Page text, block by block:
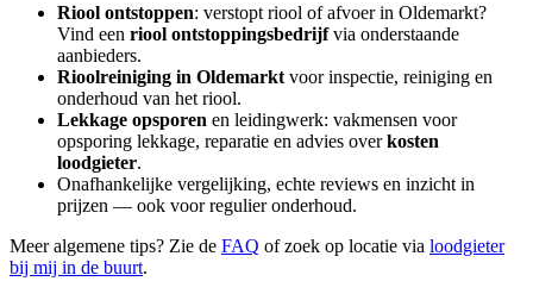
Riool ontstoppen: verstopt riool of afvoer in Oldemarkt?
Vind een riool ontstoppingsbedrijfvia onderstaande
aanbieders.
Rioolreiniging in Oldemarkt voor inspectie, reiniging en
onderhoud van het riool.
Lekkage opsporen en leidingwerk: vakmensen voor
opsporing lekkage, reparatie en advies overkosten
loodgieter.
Onafhankelijke vergelijking, echte reviews en inzicht in
prijzen — ook voor regulier onderhoud.
Meer algemene tips? Zie de FAQ of zoek op locatie via loodgieter
bij mij in de buurt.